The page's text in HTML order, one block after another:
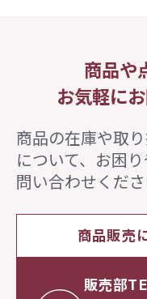
商品や
お気軽に
商品の在庫や取
について、 お困
問い合わせくださ
商品販売
販売部